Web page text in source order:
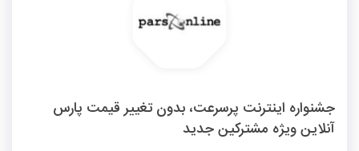
جشنواره اینترنت پرسرعت، بدون تغییر قیمت پارس
آنلاین ویژه مشترکین جدید